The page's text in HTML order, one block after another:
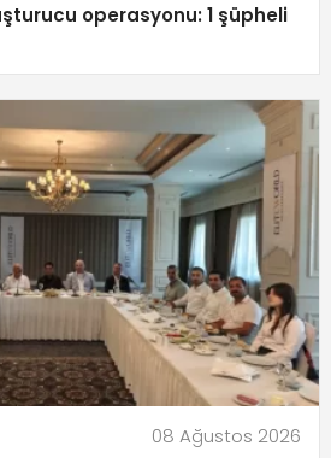
operasyonu: 1 şüpheli
08 Ağustos 2026